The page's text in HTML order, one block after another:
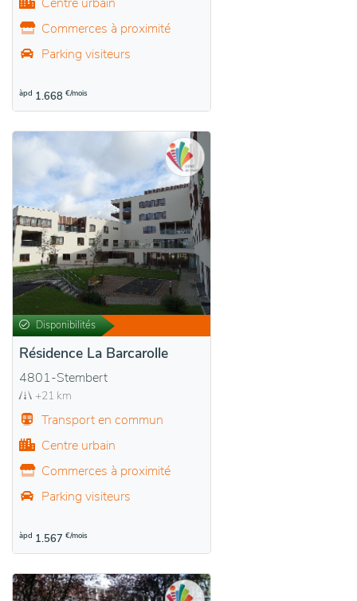
Commerces à proximité
Parking visiteurs
àpd 1.668 €/mois
Disponibilités
Résidence La Barcarolle
4801-Stembert
+21 km
Transport en commun
Centre urbain
Commerces à proximité
Parking visiteurs
àpd 1.567 €/mois